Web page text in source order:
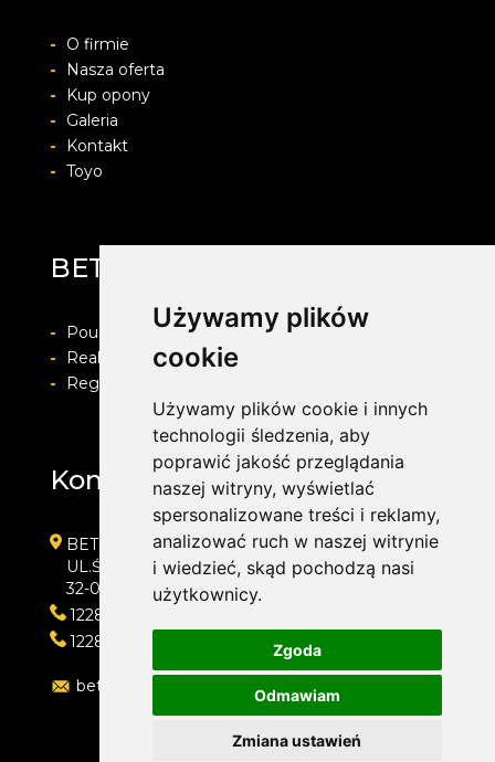
Używamy plików
cookie
Używamy plików cookie i innych
technologii śledzenia, aby
poprawić jakość przeglądania
naszej witryny, wyświetlać
spersonalizowane treści i reklamy,
analizować ruch w naszej witrynie
i wiedzieć, skąd pochodzą nasi
użytkownicy.
Zgoda
Odmawiam
Zmiana ustawień
-
O firmie
-
Nasza oferta
-
Kup opony
-
Galeria
-
Kontakt
- Toyo
BET-POL
-
Pouczenie o prawie do odstapienia od umowy
-
Realizacja zamówienia i formy płatności
-
Regulamin i Polityka prywatności
Kontakt
BET-POL
UL.ŚLEDZIEJOWICE 364
32-020 WIELICZKA
122882550
122882550
betpol@interia.pl